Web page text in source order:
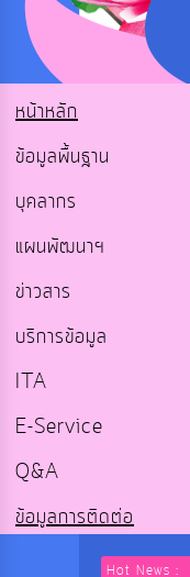
หน้าหลัก
ข้อมูลพื้นฐาน
บุคลากร
แผนพัฒนาฯ
ข่าวสาร
บริการข้อมูล
ITA
E-Service
Q&A
ข้อมูลการติดต่อ
Hot News :